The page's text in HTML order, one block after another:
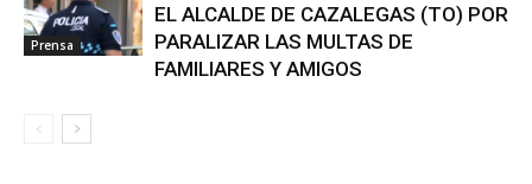
Prensa
EL ALCALDE DE CAZALEGAS (TO) POR
PARALIZAR LAS MULTAS DE
FAMILIARES Y AMIGOS